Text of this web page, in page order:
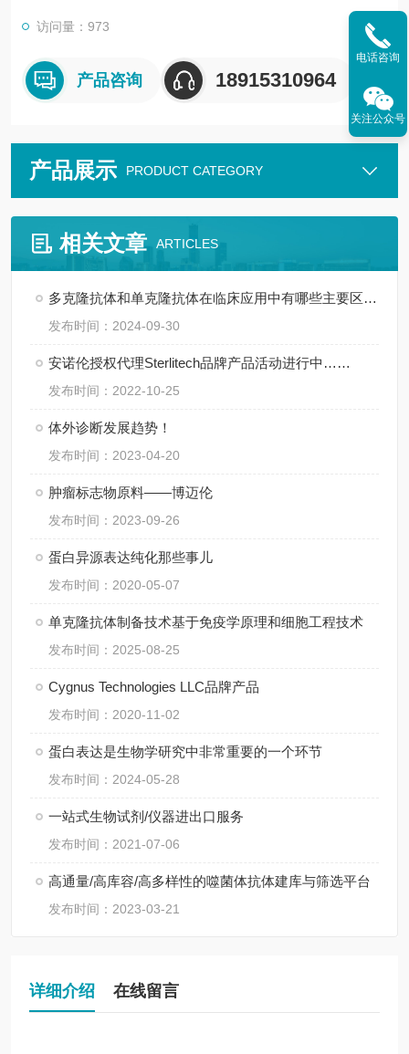
访问量：973
产品咨询 18915310964
产品展示 PRODUCT CATEGORY
相关文章 ARTICLES
多克隆抗体和单克隆抗体在临床应用中有哪些主要区别？
发布时间：2024-09-30
安诺伦授权代理Sterlitech品牌产品活动进行中……
发布时间：2022-10-25
体外诊断发展趋势！
发布时间：2023-04-20
肿瘤标志物原料——博迈伦
发布时间：2023-09-26
蛋白异源表达纯化那些事儿
发布时间：2020-05-07
单克隆抗体制备技术基于免疫学原理和细胞工程技术
发布时间：2025-08-25
Cygnus Technologies LLC品牌产品
发布时间：2020-11-02
蛋白表达是生物学研究中非常重要的一个环节
发布时间：2024-05-28
一站式生物试剂/仪器进出口服务
发布时间：2021-07-06
高通量/高库容/高多样性的噬菌体抗体建库与筛选平台
发布时间：2023-03-21
详细介绍 在线留言
电话咨询
关注公众号